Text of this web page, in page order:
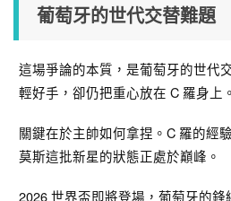
葡萄牙的世代交替難題
這場爭論的本質，是葡萄牙的世代
輕好手，卻仍把重心放在 C 羅身上。
關鍵在於主帥如何拿捏。C 羅的經
莫斯這批新星的狀態正處於巔峰。
2026 世界盃即將登場，葡萄牙的